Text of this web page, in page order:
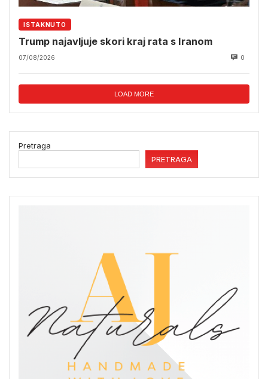
ISTAKNUTO
Trump najavljuje skori kraj rata s Iranom
07/08/2026 0
LOAD MORE
Pretraga
PRETRAGA